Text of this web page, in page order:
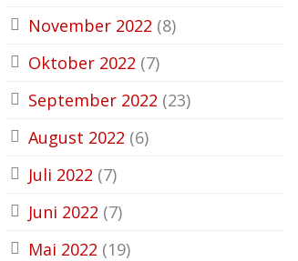
November 2022 (8)
Oktober 2022 (7)
September 2022 (23)
August 2022 (6)
Juli 2022 (7)
Juni 2022 (7)
Mai 2022 (19)